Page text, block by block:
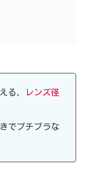
る、
レンズ径
でプチプラな